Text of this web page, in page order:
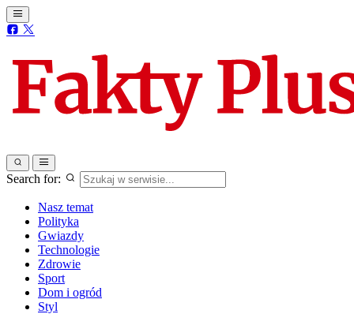
Search for:
Nasz temat
Polityka
Gwiazdy
Technologie
Zdrowie
Sport
Dom i ogród
Styl